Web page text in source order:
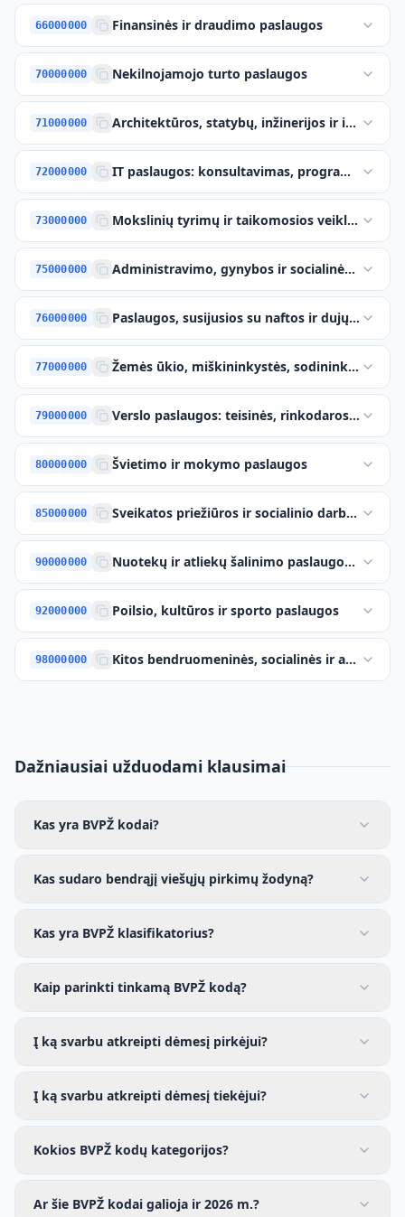
66000000 Finansinės ir draudimo paslaugos
70000000 Nekilnojamojo turto paslaugos
71000000 Architektūros, statybų, inžinerijos ir
72000000 IT paslaugos: konsultavimas, programinės
73000000 Mokslinių tyrimų ir taikomosios veiklos
75000000 Administravimo, gynybos ir socialinės
76000000 Paslaugos, susijusios su naftos ir dujų
77000000 Žemės ūkio, miškininkystės, sodininkystės,
79000000 Verslo paslaugos: teisinės, rinkodaros,
80000000 Švietimo ir mokymo paslaugos
85000000 Sveikatos priežiūros ir socialinio darbo
90000000 Nuotekų ir atliekų šalinimo paslaugos,
92000000 Poilsio, kultūros ir sporto paslaugos
98000000 Kitos bendruomeninės, socialinės ir
Dažniausiai užduodami klausimai
Kas yra BVPŽ kodai?
Kas sudaro bendrąjį viešųjų pirkimų žodyną?
Kas yra BVPŽ klasifikatorius?
Kaip parinkti tinkamą BVPŽ kodą?
Į ką svarbu atkreipti dėmesį pirkėjui?
Į ką svarbu atkreipti dėmesį tiekėjui?
Kokios BVPŽ kodų kategorijos?
Ar šie BVPŽ kodai galioja ir 2026 m.?